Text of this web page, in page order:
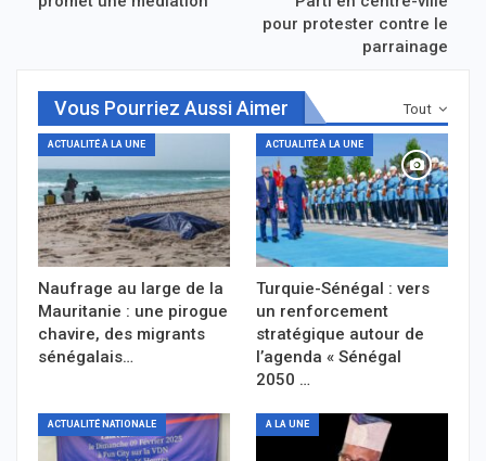
pour protester contre le
parrainage
Tout
Vous Pourriez Aussi Aimer
ACTUALITÉ À LA UNE
Naufrage au large de la
Mauritanie : une pirogue
chavire, des migrants
sénégalais…
ACTUALITÉ À LA UNE
Turquie-Sénégal : vers
un renforcement
stratégique autour de
l’agenda « Sénégal
2050 …
ACTUALITÉ NATIONALE A LA UNE